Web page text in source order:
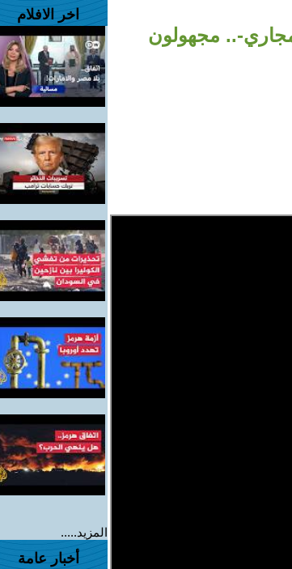
.. مجهولون
اخر الافلام
المزيد.....
أخبار عامة